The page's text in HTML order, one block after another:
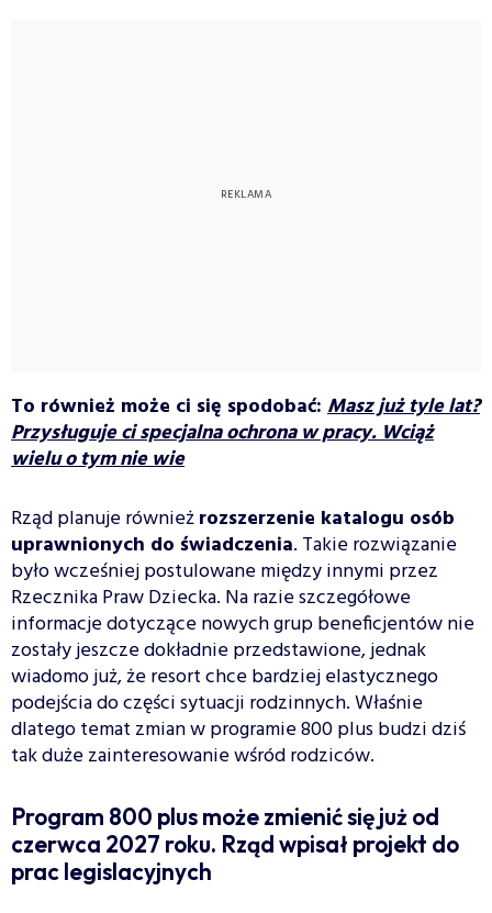
To również może ci się spodobać: Masz już tyle lat?
Przysługuje ci specjalna ochrona w pracy. Wciąż
wielu o tym nie wie
Rząd planuje równieżrozszerzenie katalogu osób
uprawnionych do świadczenia. Takie rozwiązanie
było wcześniej postulowane między innymi przez
Rzecznika Praw Dziecka. Na razie szczegółowe
informacje dotyczące nowych grup beneficjentów nie
zostały jeszcze dokładnie przedstawione, jednak
wiadomo już, że resort chce bardziej elastycznego
podejścia do części sytuacji rodzinnych. Właśnie
dlatego temat zmian w programie 800 plus budzi dziś
tak duże zainteresowanie wśród rodziców.
Program 800 plus może zmienić się już od
czerwca 2027 roku. Rząd wpisał projekt do
prac legislacyjnych